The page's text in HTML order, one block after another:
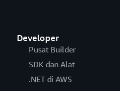
Developer
Pusat Builder
SDK dan Alat
.NET di AWS